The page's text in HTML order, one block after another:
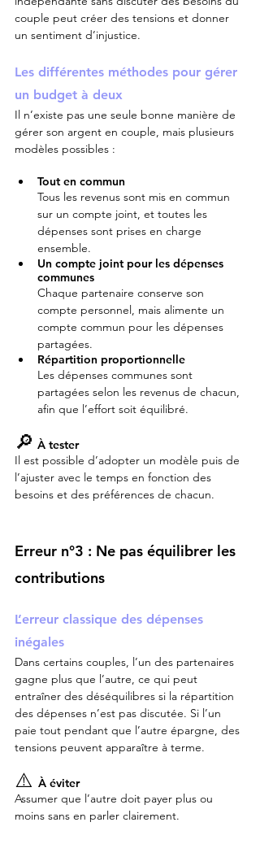
couple peut créer des tensions et donner
un sentiment d’injustice.
Les différentes méthodes pour gérer
un budget à deux
Il n’existe pas une seule bonne manière de
gérer son argent en couple, mais plusieurs
modèles possibles :
Tout en commun
Tous les revenus sont mis en commun
sur un compte joint, et toutes les
dépenses sont prises en charge
ensemble.
Un compte joint pour les dépenses
communes
Chaque partenaire conserve son
compte personnel, mais alimente un
compte commun pour les dépenses
partagées.
Répartition proportionnelle
Les dépenses communes sont
partagées selon les revenus de chacun,
afin que l’effort soit équilibré.
🔎 À tester
Il est possible d’adopter un modèle puis de
l’ajuster avec le temps en fonction des
besoins et des préférences de chacun.
Erreur n°3 : Ne pas équilibrer les
contributions
L’erreur classique des dépenses
inégales
Dans certains couples, l’un des partenaires
gagne plus que l’autre, ce qui peut
entraîner des déséquilibres si la répartition
des dépenses n’est pas discutée. Si l’un
paie tout pendant que l’autre épargne, des
tensions peuvent apparaître à terme.
⚠️ À éviter
Assumer que l’autre doit payer plus ou
moins sans en parler clairement.